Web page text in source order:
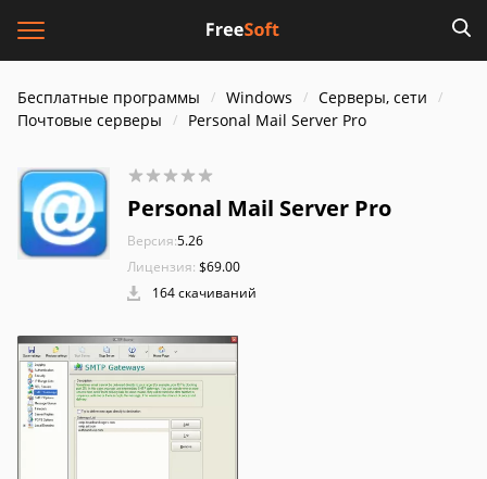
Бесплатные программы Windows
Серверы, сети
Почтовые серверы
Personal Mail Server Pro
Personal Mail Server Pro
Версия:5.26
Лицензия: $69.00
164 скачиваний